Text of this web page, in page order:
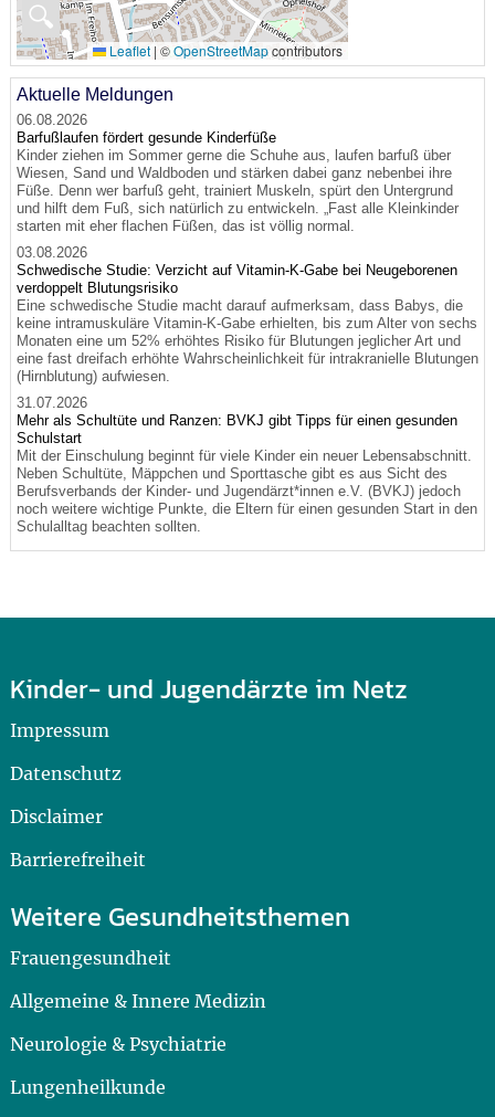
🔍
Leaflet| ©OpenStreetMapcontributors
Aktuelle Meldungen
06.08.2026
Barfußlaufen fördert gesunde Kinderfüße
Kinder ziehen im Sommer gerne die Schuhe aus, laufen barfuß über
Wiesen, Sand und Waldboden und stärken dabei ganz nebenbei ihre
Füße. Denn wer barfuß geht, trainiert Muskeln, spürt den Untergrund
und hilft dem Fuß, sich natürlich zu entwickeln. „Fast alle Kleinkinder
starten mit eher flachen Füßen, das ist völlig normal.
03.08.2026
Schwedische Studie: Verzicht auf Vitamin-K-Gabe bei Neugeborenen
verdoppelt Blutungsrisiko
Eine schwedische Studie macht darauf aufmerksam, dass Babys, die
keine intramuskuläre Vitamin-K-Gabe erhielten, bis zum Alter von sechs
Monaten eine um 52% erhöhtes Risiko für Blutungen jeglicher Art und
eine fast dreifach erhöhte Wahrscheinlichkeit für intrakranielle Blutungen
(Hirnblutung) aufwiesen.
31.07.2026
Mehr als Schultüte und Ranzen: BVKJ gibt Tipps für einen gesunden
Schulstart
Mit der Einschulung beginnt für viele Kinder ein neuer Lebensabschnitt.
Neben Schultüte, Mäppchen und Sporttasche gibt es aus Sicht des
Berufsverbands der Kinder- und Jugendärzt*innen e.V. (BVKJ) jedoch
noch weitere wichtige Punkte, die Eltern für einen gesunden Start in den
Schulalltag beachten sollten.
Kinder- und Jugendärzte im Netz
Impressum
Datenschutz
Disclaimer
Barrierefreiheit
Weitere Gesundheitsthemen
Frauengesundheit
Allgemeine & Innere Medizin
Neurologie & Psychiatrie
Lungenheilkunde